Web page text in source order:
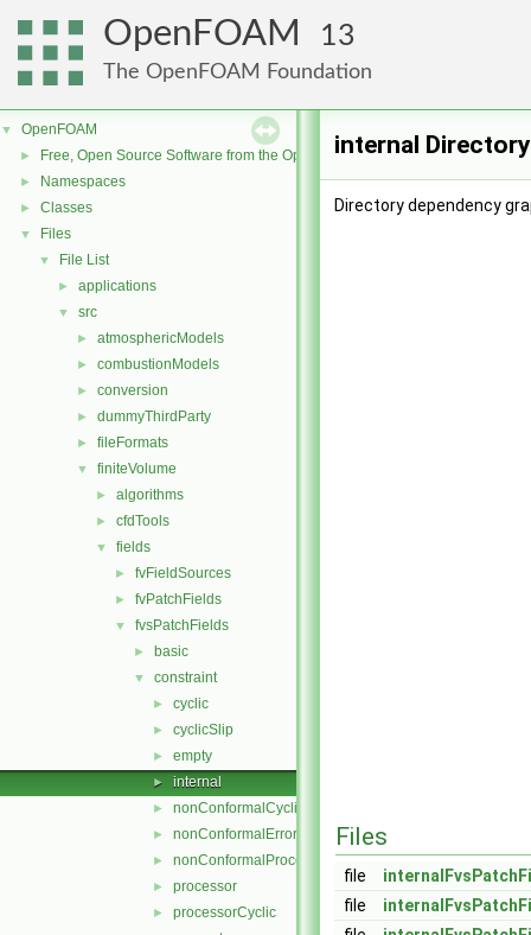
OpenFOAM 13
The OpenFOAM Foundation
▼ OpenFOAM
► Free, Open Source Software from the OpenFOAM Foundation
► Namespaces
► Classes
▼ Files
▼ File List
► applications
▼ src
► atmosphericModels
► combustionModels
► conversion
► dummyThirdParty
► fileFormats
▼ finiteVolume
► algorithms
► cfdTools
▼ fields
► fvFieldSources
► fvPatchFields
▼ fvsPatchFields
► basic
▼ constraint
► cyclic
► cyclicSlip
► empty
► internal
► nonConformalCyclic
► nonConformalError
► nonConformalProcessorCyclic
► processor
► processorCyclic
internal
Directory dependency
Files
file
file